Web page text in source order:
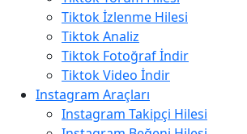
Tiktok İzlenme Hilesi
Tiktok Analiz
Tiktok Fotoğraf İndir
Tiktok Video İndir
Instagram Araçları
Instagram Takipçi Hilesi